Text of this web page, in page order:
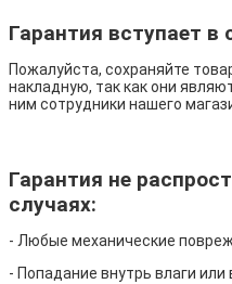
Гарантия вступает в
Пожалуйста, сохраняйте
накладную, так как они
ним сотрудники нашего
Гарантия не
случаях:
- Любые механические
- Попадание внутрь влаги или